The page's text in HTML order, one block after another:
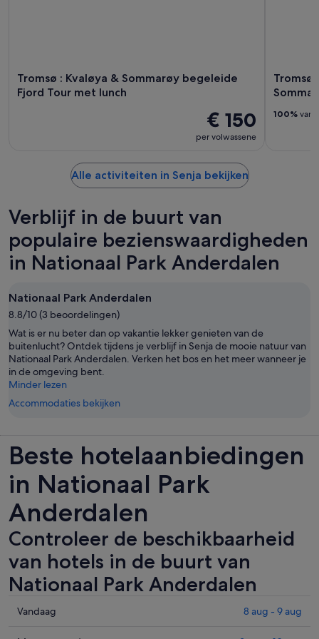
Tromsø : Kvaløya & Sommarøy begeleide
Fjord Tour met lunch
€ 150
per volwassene
Tromsø
100% van
Alle activiteiten in Senja bekijken
Verblijf in de buurt van
populaire bezienswaardigheden
in Nationaal Park Anderdalen
Nationaal Park Anderdalen
8.8/10 (3 beoordelingen)
Wat is er nu beter dan op vakantie lekker genieten van de
buitenlucht? Ontdek tijdens je verblijf in Senja de mooie natuur van
Nationaal Park Anderdalen. Verken het bos en het meer wanneer je
in de omgeving bent.
Minder lezen
Accommodaties bekijken
Beste hotelaanbiedingen
in Nationaal Park
Anderdalen
Controleer de beschikbaarheid
van hotels in de buurt van
Nationaal Park Anderdalen
Controleer
Vandaag 8 aug - 9 aug